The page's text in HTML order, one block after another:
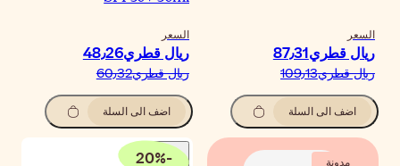
السعر
ريال قطري‏48٫26
ريال قطري‏60٫32
اضف الى السلة
-
20 %